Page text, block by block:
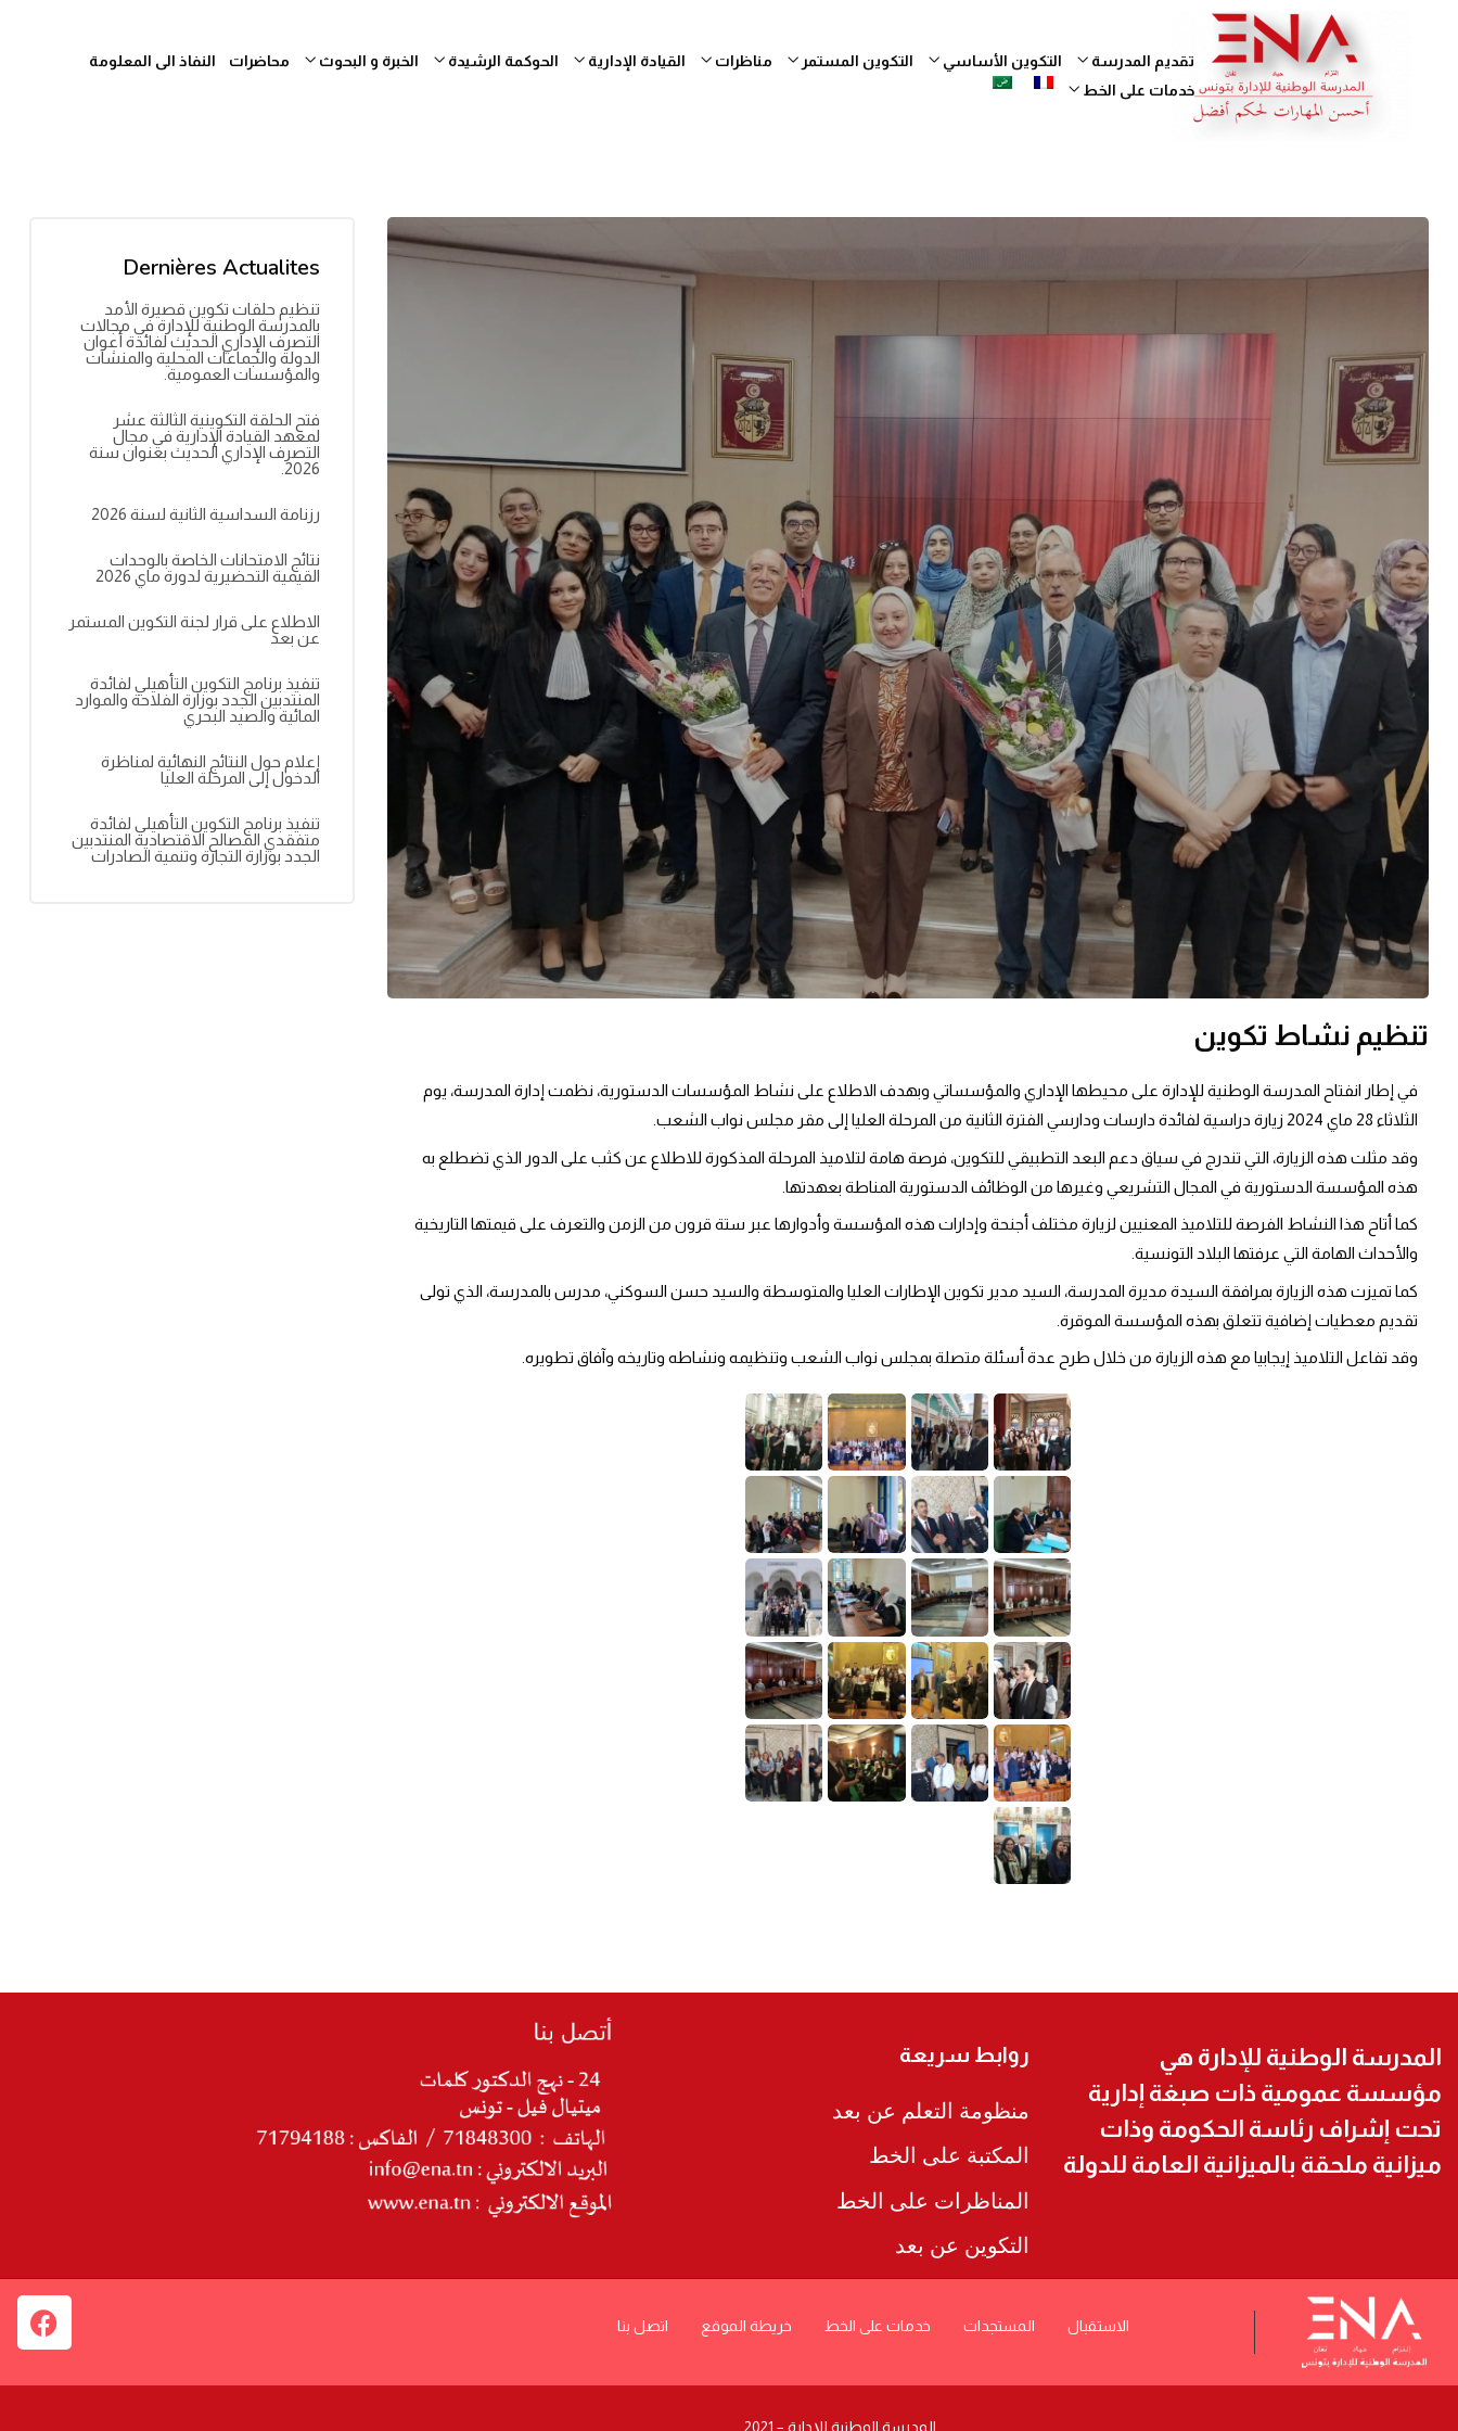
تقديم المدرسة التكوين الأساسي التكوين المستمر مناظرات القيادة الإدارية الحوكمة الرشيدة الخبرة و البحوث محاضرات
النفاذ الى المعلومة
خدمات على الخط
تنظيم نشاط تكوين
الثلاثاء 28 ماي 2024 زيارة دراسية لفائدة دارسات ودارسي الفترة الثانية من المرحلة العليا إلى مقر مجلس نواب الشعب.
هذه المؤسسة الدستورية في المجال التشريعي وغيرها من الوظائف الدستورية المناطة بعهدتها.
والأحداث الهامة التي عرفتها البلاد التونسية.
تقديم معطيات إضافية تتعلق بهذه المؤسسة الموقرة.
وقد تفاعل التلاميذ إيجابيا مع هذه الزيارة من خلال طرح عدة أسئلة متصلة بمجلس نواب الشعب وتنظيمه ونشاطه وتاريخه وآفاق تطويره.
Dernières Actualites
تنظيم حلقات تكوين قصيرة الأمد
بالمدرسة الوطنية للإدارة في مجالات
التصرف الإداري الحديث لفائدة أعوان
الدولة والجماعات المحلية والمنشآت
والمؤسسات العمومية.
فتح الحلقة التكوينية الثالثة عشر
لمعهد القيادة الإدارية في مجال
التصرف الإداري الحديث بعنوان سنة
2026.
رزنامة السداسية الثانية لسنة 2026
نتائج الامتحانات الخاصة بالوحدات
القيمية التحضيرية لدورة ماي 2026
الاطلاع على قرار لجنة التكوين المستمر
عن بعد
تنفيذ برنامج التكوين التأهيلي لفائدة
المنتدبين الجدد بوزارة الفلاحة والموارد
المائية والصيد البحري
إعلام حول النتائج النهائية لمناظرة
الدخول إلى المرحلة العليا
تنفيذ برنامج التكوين التأهيلي لفائدة
متفقدي المصالح الاقتصادية المنتدبين
الجدد بوزارة التجارة وتنمية الصادرات
المدرسة الوطنية للإدارة هي
مؤسسة عمومية ذات صبغة إدارية
تحت إشراف رئاسة الحكومة وذات
ميزانية ملحقة بالميزانية العامة للدولة
روابط سريعة
منظومة التعلم عن بعد
المكتبة على الخط
المناظرات على الخط
التكوين عن بعد
الاستقبال المستجدات خدمات على الخط خريطة الموقع اتصل بنا
المدرسة الوطنية للإدارة – 2021